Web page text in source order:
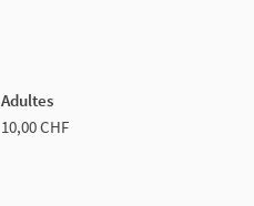
Adultes
10,00 CHF